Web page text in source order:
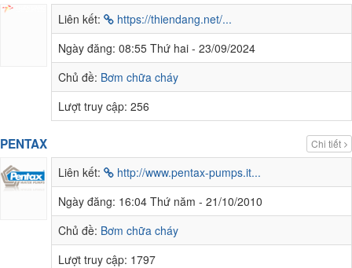
Liên kết:
https://thiendang.net/...
Ngày đăng: 08:55 Thứ hai - 23/09/2024
Chủ đề: Bơm chữa cháy
Lượt truy cập: 256
Chi tiết
PENTAX
Liên kết:
http://www.pentax-pumps.it...
Ngày đăng: 16:04 Thứ năm - 21/10/2010
Chủ đề: Bơm chữa cháy
Lượt truy cập: 1797